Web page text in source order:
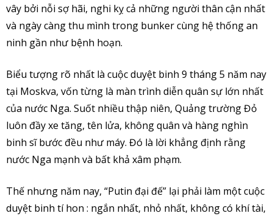
vây bởi nỗi sợ hãi, nghi kỵ cả những người thân cận nhất
và ngày càng thu mình trong bunker cùng hệ thống an
ninh gần như bệnh hoạn.
Biểu tượng rõ nhất là cuộc duyệt binh 9 tháng 5 năm nay
tại Moskva, vốn từng là màn trình diễn quân sự lớn nhất
của nước Nga. Suốt nhiều thập niên, Quảng trường Đỏ
luôn đầy xe tăng, tên lửa, không quân và hàng nghìn
binh sĩ bước đều như máy. Đó là lời khẳng định rằng
nước Nga mạnh và bất khả xâm phạm.
Thế nhưng năm nay, “Putin đại đế” lại phải làm một cuộc
duyệt binh tí hon : ngắn nhất, nhỏ nhất, không có khí tài,